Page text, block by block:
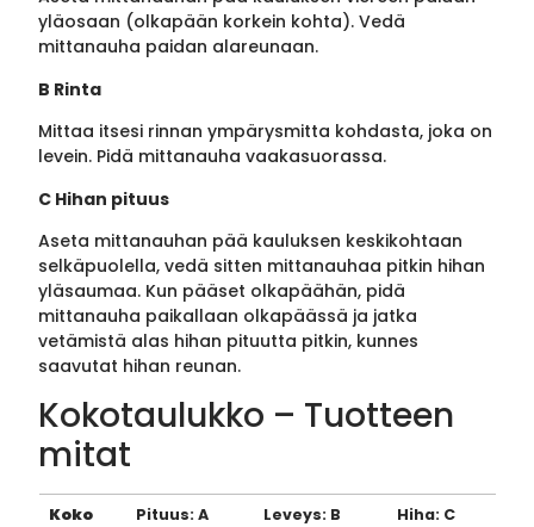
yläosaan (olkapään korkein kohta). Vedä
mittanauha paidan alareunaan.
B Rinta
Mittaa itsesi rinnan ympärysmitta kohdasta, joka on
levein. Pidä mittanauha vaakasuorassa.
C Hihan pituus
Aseta mittanauhan pää kauluksen keskikohtaan
selkäpuolella, vedä sitten mittanauhaa pitkin hihan
yläsaumaa. Kun pääset olkapäähän, pidä
mittanauha paikallaan olkapäässä ja jatka
vetämistä alas hihan pituutta pitkin, kunnes
saavutat hihan reunan.
Kokotaulukko – Tuotteen
mitat
Koko Pituus: A Leveys: B
Hiha: C